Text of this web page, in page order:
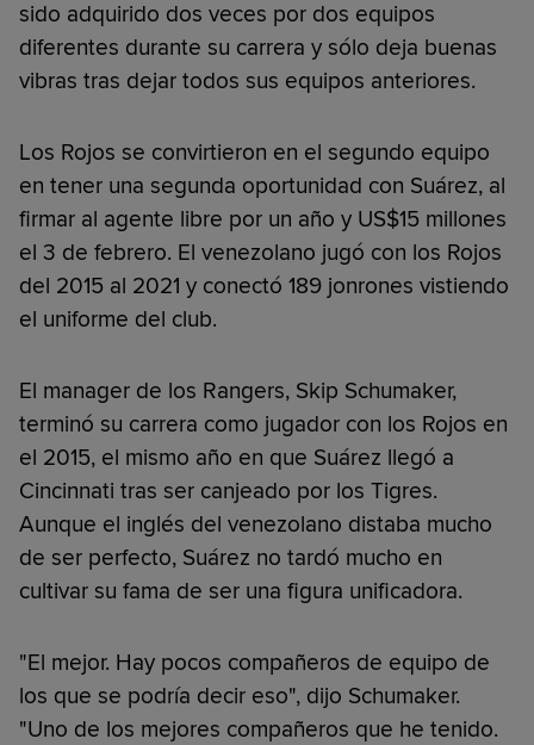
sido adquirido dos veces por dos equipos
diferentes durante su carrera y sólo deja buenas
vibras tras dejar todos sus equipos anteriores.
Los Rojos se convirtieron en el segundo equipo
en tener una segunda oportunidad con Suárez, al
firmar al agente libre por un año y US$15 millones
el 3 de febrero. El venezolano jugó con los Rojos
del 2015 al 2021 y conectó 189 jonrones vistiendo
el uniforme del club.
El manager de los Rangers, Skip Schumaker,
terminó su carrera como jugador con los Rojos en
el 2015, el mismo año en que Suárez llegó a
Cincinnati tras ser canjeado por los Tigres.
Aunque el inglés del venezolano distaba mucho
de ser perfecto, Suárez no tardó mucho en
cultivar su fama de ser una figura unificadora.
"El mejor. Hay pocos compañeros de equipo de
los que se podría decir eso", dijo Schumaker.
"Uno de los mejores compañeros que he tenido.